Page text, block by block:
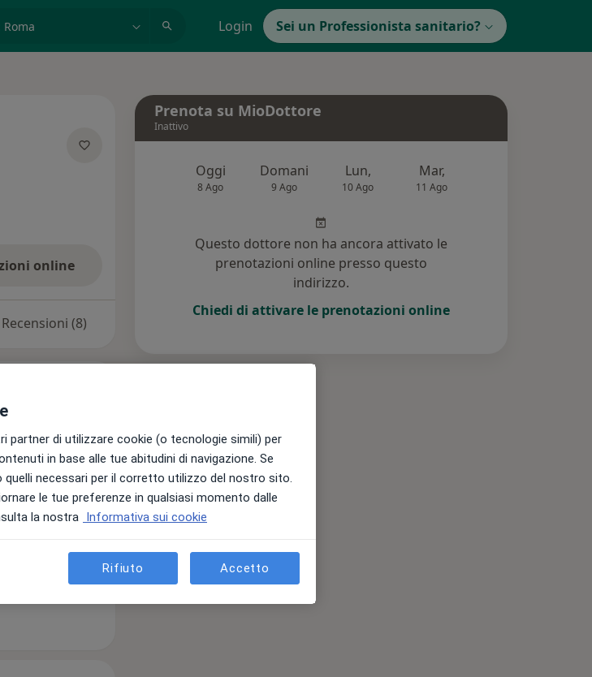
Login Sei un Professionista sanitario?
online
Recensioni (8)
a11y_sr_more_diseases
Prenota su MioDottore
Inattivo
Oggi
8 Ago
Domani
9 Ago
Lun,
10 Ago
Mar,
11 Ago
Questo dottore non ha ancora attivato le
prenotazioni online presso questo
indirizzo.
Chiedi di attivare le prenotazioni online
partner di utilizzare cookie (o tecnologie simili) per
in base alle tue abitudini di navigazione. Se
necessari per il corretto utilizzo del nostro sito.
le tue preferenze in qualsiasi momento dalle
la nostra Informativa sui cookie
Rifiuto Accetto